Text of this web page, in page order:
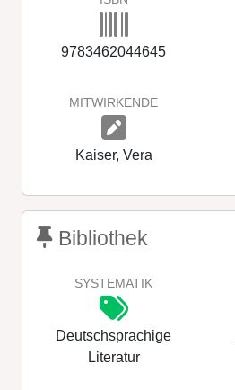
9783462044645
MITWIRKENDE
Kaiser, Vera
Bibliothek
SYSTEMATIK
Deutschsprachige
Literatur